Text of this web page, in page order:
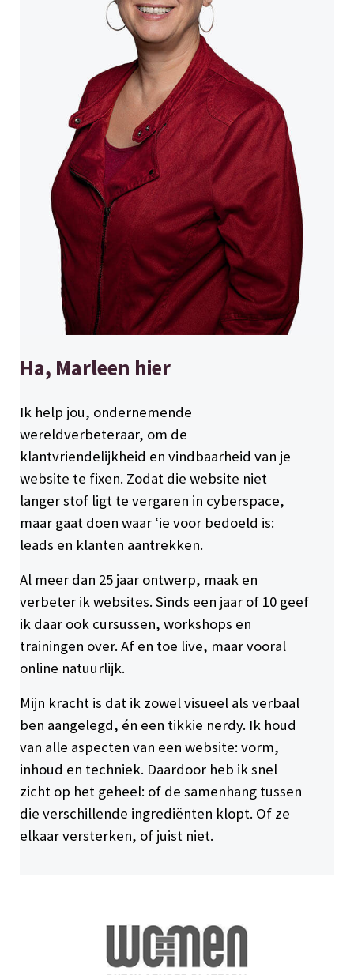
Ha, Marleen hier
Ik help jou, ondernemende
wereldverbeteraar, om de
klantvriendelijkheid en vindbaarheid van je
website te fixen. Zodat die website niet
langer stof ligt te vergaren in cyberspace,
maar gaat doen waar ‘ie voor bedoeld is:
leads en klanten aantrekken.
Al meer dan 25 jaar ontwerp, maak en
verbeter ik websites. Sinds een jaar of 10 geef
ik daar ook cursussen, workshops en
trainingen over. Af en toe live, maar vooral
online natuurlijk.
Mijn kracht is dat ik zowel visueel als verbaal
ben aangelegd, én een tikkie nerdy. Ik houd
van alle aspecten van een website: vorm,
inhoud en techniek. Daardoor heb ik snel
zicht op het geheel: of de samenhang tussen
die verschillende ingrediënten klopt. Of ze
elkaar versterken, of juist niet.